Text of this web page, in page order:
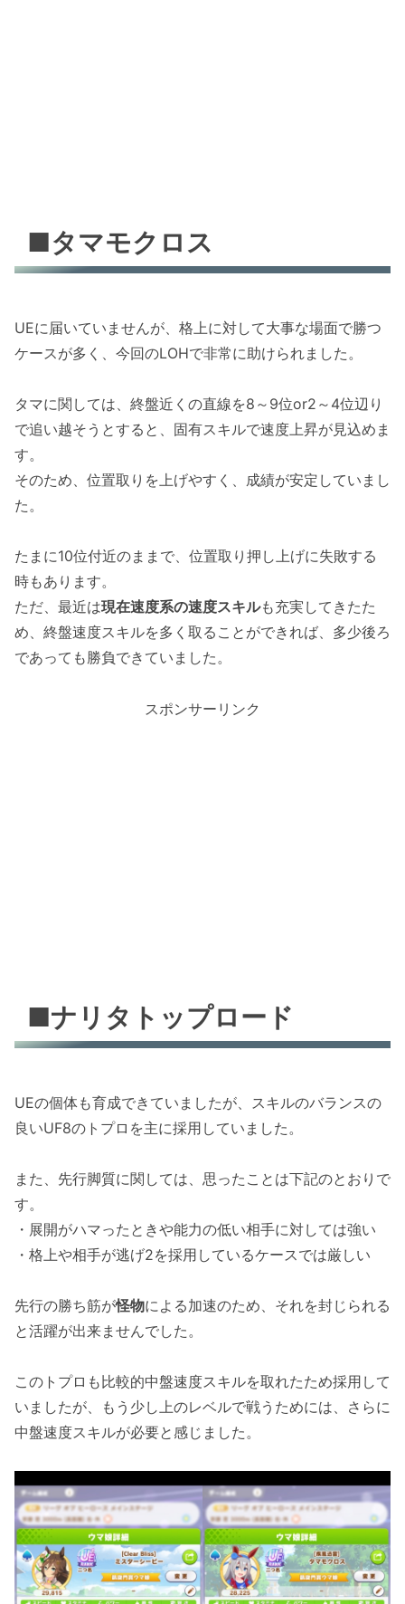
■タマモクロス
UEに届いていませんが、格上に対して大事な場面で勝つ
ケースが多く、今回のLOHで非常に助けられました。
タマに関しては、終盤近くの直線を8～9位or2～4位辺り
で追い越そうとすると、固有スキルで速度上昇が見込めま
す。
そのため、位置取りを上げやすく、成績が安定していまし
た。
たまに10位付近のままで、位置取り押し上げに失敗する
時もあります。
ただ、最近は現在速度系の速度スキルも充実してきたた
め、終盤速度スキルを多く取ることができれば、多少後ろ
であっても勝負できていました。
スポンサーリンク
■ナリタトップロード
UEの個体も育成できていましたが、スキルのバランスの
良いUF8のトプロを主に採用していました。
また、先行脚質に関しては、思ったことは下記のとおりで
す。
・展開がハマったときや能力の低い相手に対しては強い
・格上や相手が逃げ2を採用しているケースでは厳しい
先行の勝ち筋が怪物による加速のため、それを封じられる
と活躍が出来ませんでした。
このトプロも比較的中盤速度スキルを取れたため採用して
いましたが、もう少し上のレベルで戦うためには、さらに
中盤速度スキルが必要と感じました。